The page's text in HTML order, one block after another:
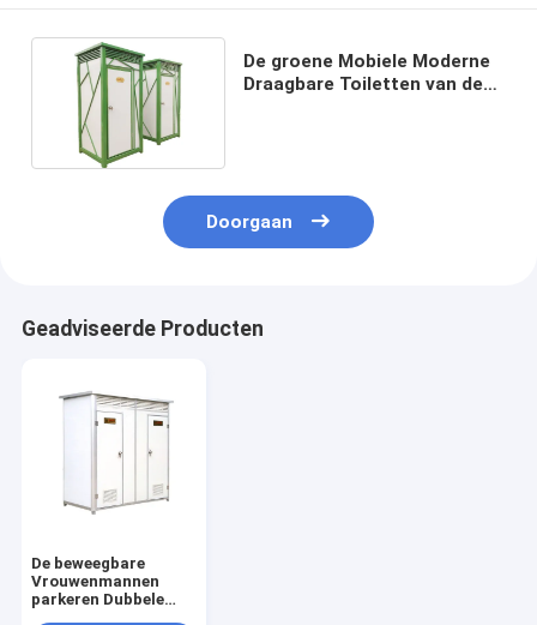
De groene Mobiele Moderne
Draagbare Toiletten van de
Doorgaan
Geadviseerde Producten
De beweegbare
Vrouwenmannen
parkeren Dubbele